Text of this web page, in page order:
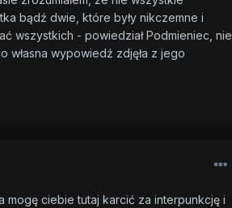
bądź dwie, które były nikczemne i
wszystkich - powiedział Podmieniec, nie
własna wypowiedź zdjęła z jego
mogę ciebie tutaj karcić za interpunkcję i